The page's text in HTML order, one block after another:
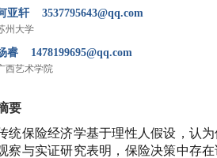
亚轩 3537795643@qq.com
州大学
睿 1478199695@qq.com
西艺术学院
要
统保险经济学基于理性人假设，认
察与实证研究表明，保险决策中存